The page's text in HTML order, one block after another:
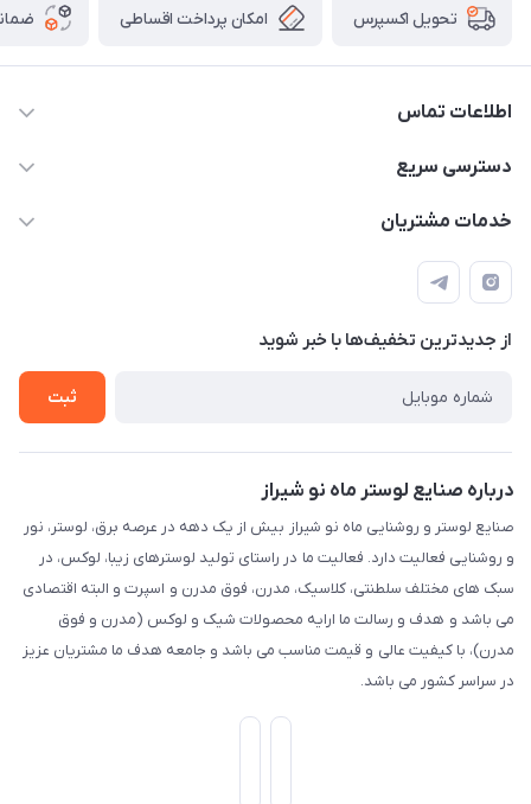
تحویل اکسپرس امکان پرداخت اقساطی
اطلاعات تماس
09171115348
طبقه همکف واحد 131
دسترسی سریع
مجله فروشگاه
درباره ما
تماس با ما
خدمات مشتریان
قوانین و مقررات
حریم خصوصی
راهنما
از جدید‌ترین تخفیف‌ها با‌ خبر شوید
ثبت
درباره صنایع لوستر ماه نو شیراز
صنایع لوستر و روشنایی ماه نو شیراز بیش از یک دهه در عرصه برق، لوستر، نور
و روشنایی فعالیت دارد. فعالیت ما در راستای تولید لوسترهای زیبا، لوکس، در
سبک های مختلف سلطنتی، کلاسیک، مدرن، فوق مدرن و اسپرت و البته اقتصادی
می باشد و هدف و رسالت ما ارایه محصولات شیک و لوکس (مدرن و فوق
مدرن)، با کیفیت عالی و قیمت مناسب می باشد و جامعه هدف ما مشتریان عزیز
در سراسر کشور می باشد.